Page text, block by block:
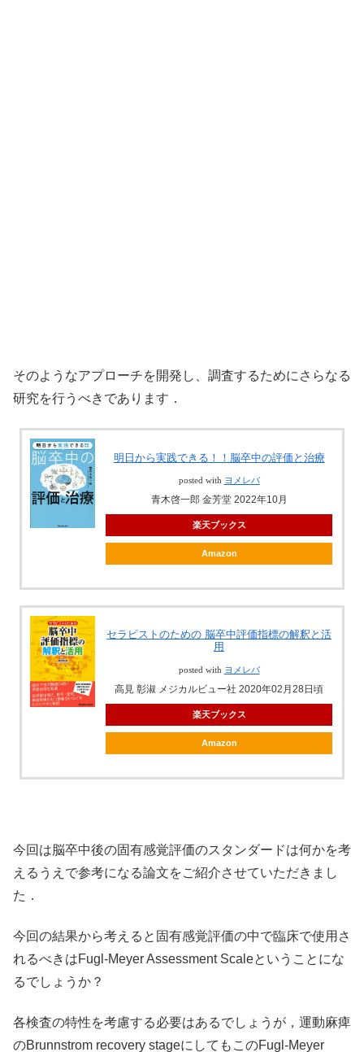
そのようなアプローチを開発し、調査するためにさらなる
研究を行うべきであります．
明日から実践できる！！脳卒中の評価と治療
posted with ヨメレバ
青木啓一郎 金芳堂 2022年10月
楽天ブックス
Amazon
セラピストのための 脳卒中評価指標の解釈と活
用
posted with ヨメレバ
高見 彰淑 メジカルビュー社 2020年02月28日頃
楽天ブックス
Amazon
今回は脳卒中後の固有感覚評価のスタンダードは何かを考
えるうえで参考になる論文をご紹介させていただきまし
た．
今回の結果から考えると固有感覚評価の中で臨床で使用さ
れるべきはFugl-Meyer Assessment Scaleということにな
るでしょうか？
各検査の特性を考慮する必要はあるでしょうが，運動麻痺
のBrunnstrom recovery stageにしてもこのFugl-Meyer